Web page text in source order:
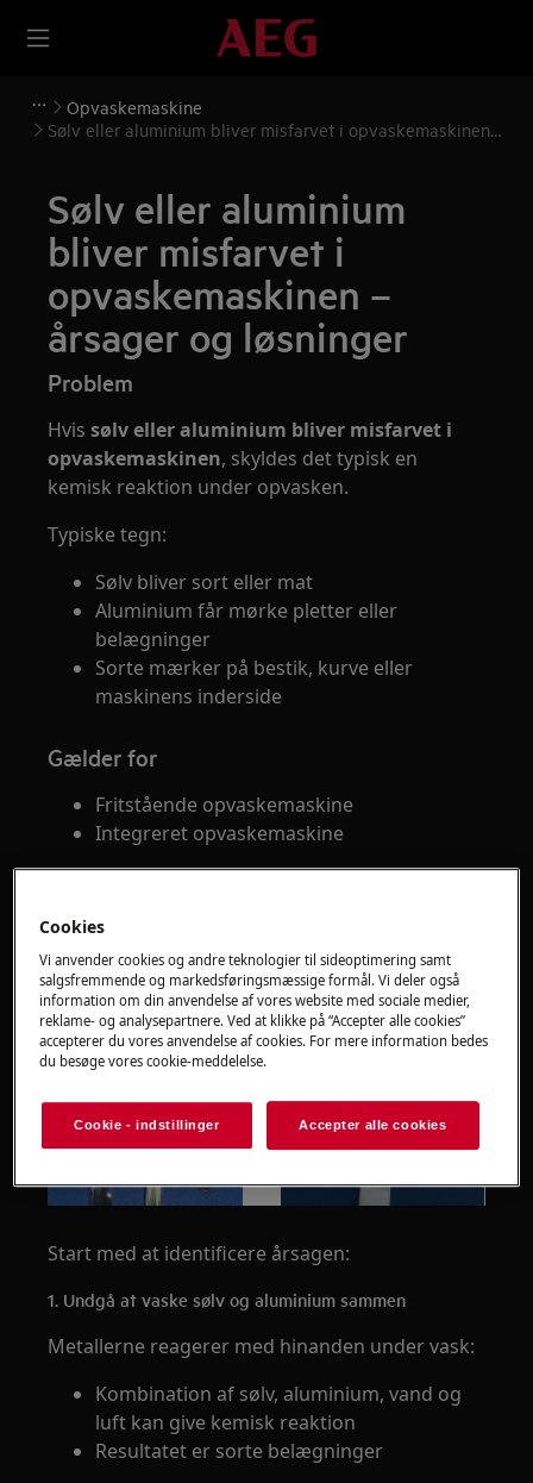
Opvaskemaskine
Sølv eller aluminium bliver misfarvet i opvaskemaskinen –
Sølv eller aluminium
bliver misfarvet i
opvaskemaskinen –
årsager og løsninger
Problem
Hvissølv eller aluminium bliver misfarvet i
opvaskemaskinen, skyldes det typisk en
kemisk reaktion under opvasken.
Typiske tegn:
Sølv bliver sort eller mat
Aluminium får mørke pletter eller
belægninger
Sorte mærker på bestik, kurve eller
maskinens inderside
Gælder for
Fritstående opvaskemaskine
Integreret opvaskemaskine
Start med at identificere årsagen:
1. Undgå at vaske sølv og aluminium sammen
Metallerne reagerer med hinanden under vask:
Kombination af sølv, aluminium, vand og
luft kan give kemisk reaktion
Resultatet er sorte belægninger
Cookies
Vi anvender cookies og andre teknologier til sideoptimering samt
salgsfremmende og markedsføringsmæssige formål. Vi deler også
information om din anvendelse af vores website med sociale medier,
reklame- og analysepartnere. Ved at klikke på “Accepter alle cookies”
accepterer du vores anvendelse af cookies. For mere information bedes
du besøge vores cookie-meddelelse.
Cookie - indstillinger Accepter alle cookies